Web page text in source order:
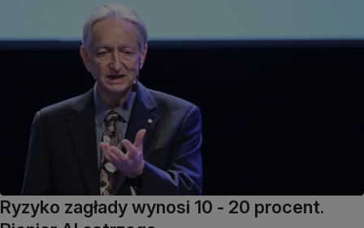
Ryzyko zagłady wynosi 10 - 20 procent.